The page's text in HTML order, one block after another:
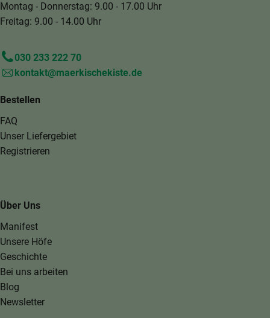
Montag - Donnerstag: 9.00 - 17.00 Uhr
Freitag: 9.00 - 14.00 Uhr
030 233 222 70
kontakt@maerkischekiste.de
Bestellen
FAQ
Unser Liefergebiet
Registrieren
Über Uns
Manifest
Unsere Höfe
Geschichte
Bei uns arbeiten
Blog
Newsletter